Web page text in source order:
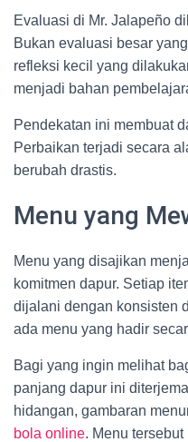
Evaluasi di Mr. Jalapeño
Bukan evaluasi besar
refleksi kecil yang
menjadi bahan
Pendekatan ini membuat
Perbaikan terjadi secara
berubah drastis.
Menu yang
Menu yang disajikan
komitmen dapur. Setiap
dijalani dengan konsisten
ada menu yang hadir
Bagi yang ingin melihat
panjang dapur ini
hidangan, gambaran
bola online. Menu